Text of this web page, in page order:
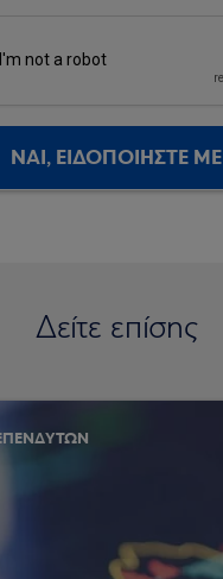
ΝΑΙ, ΕΙΔΟΠΟΙΗΣΤΕ ΜΕ
Δείτε επίσης